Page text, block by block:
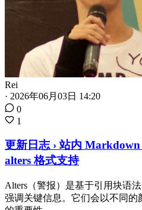
Rei
· 2026年06月03日 14:20
0
1
更新日志 › 站内
alters 格式支持
Alters（警报）是基于引用块语
强调关键信息。它们会以不同